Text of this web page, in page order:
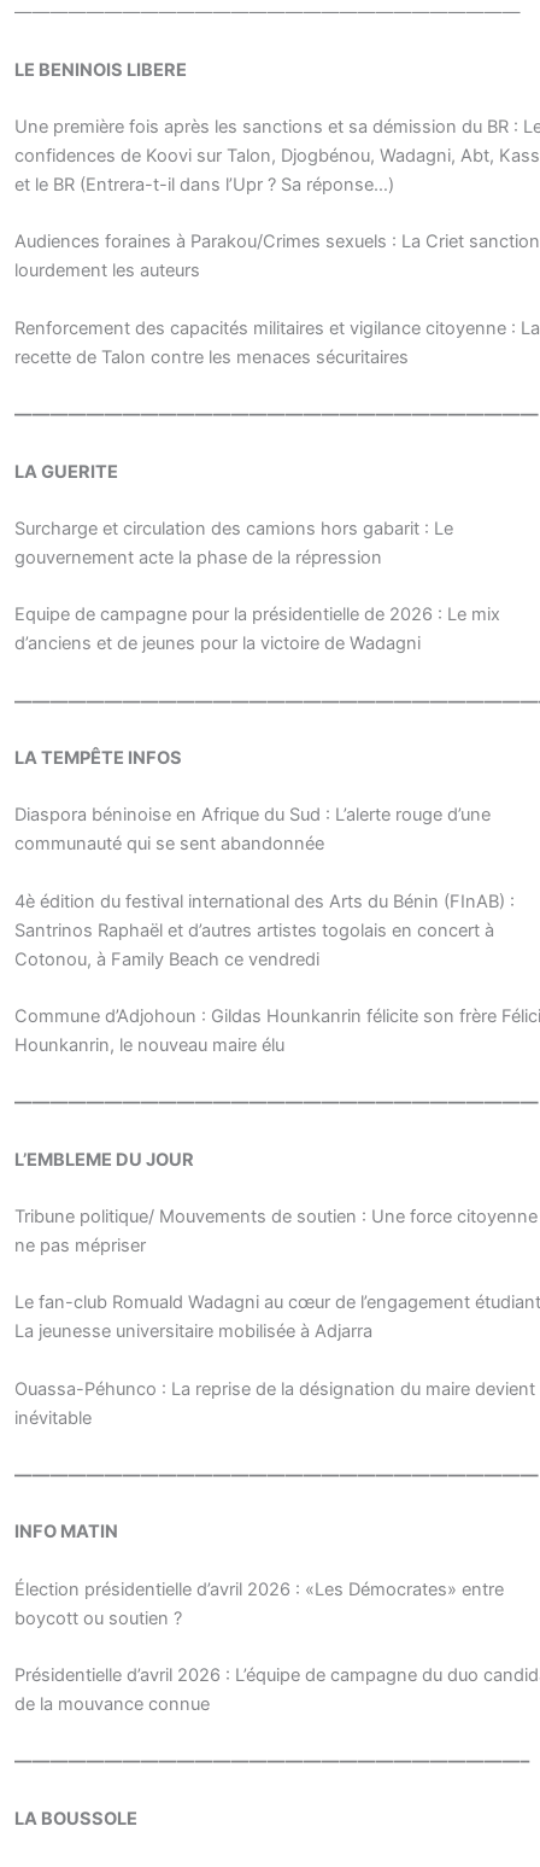
————————————————————————————
LE BENINOIS LIBERE
Une première fois après les sanctions et sa démission du BR :
confidences de Koovi sur Talon, Djogbénou, Wadagni, Abt,
et le BR (Entrera-t-il dans l’Upr ? Sa réponse…)
Audiences foraines à Parakou/Crimes sexuels : La Criet
lourdement les auteurs
Renforcement des capacités militaires et vigilance citoyenne : La
recette de Talon contre les menaces sécuritaires
—————————————————————————————
LA GUERITE
Surcharge et circulation des camions hors gabarit : Le
gouvernement acte la phase de la répression
Equipe de campagne pour la présidentielle de 2026 : Le mix
d’anciens et de jeunes pour la victoire de Wadagni
LA TEMPÊTE INFOS
Diaspora béninoise en Afrique du Sud : L’alerte rouge d’une
communauté qui se sent abandonnée
4è édition du festival international des Arts du Bénin (FInAB) :
Santrinos Raphaël et d’autres artistes togolais en concert à
Cotonou, à Family Beach ce vendredi
Commune d’Adjohoun : Gildas Hounkanrin félicite son frère
Hounkanrin, le nouveau maire élu
—————————————————————————————
L’EMBLEME DU JOUR
Tribune politique/ Mouvements de soutien : Une force
ne pas mépriser
Le fan-club Romuald Wadagni au cœur de l’engagement
La jeunesse universitaire mobilisée à Adjarra
Ouassa-Péhunco : La reprise de la désignation du maire devient
inévitable
—————————————————————————————
INFO MATIN
Élection présidentielle d’avril 2026 : «Les Démocrates» entre
boycott ou soutien ?
Présidentielle d’avril 2026 : L’équipe de campagne du duo
de la mouvance connue
————————————————————————————–
LA BOUSSOLE